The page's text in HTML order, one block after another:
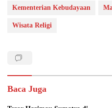
Kementerian Kebudayaan
Wisata Religi
Baca Juga